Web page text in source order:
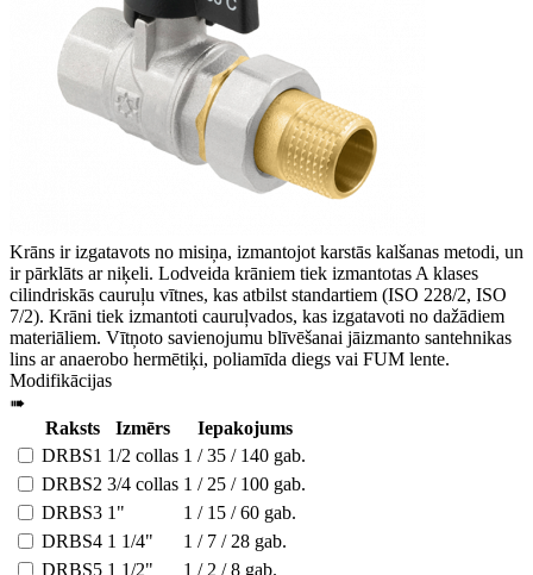
Krāns ir izgatavots no misiņa, izmantojot karstās kalšanas metodi, un
ir pārklāts ar niķeli. Lodveida krāniem tiek izmantotas A klases
cilindriskās cauruļu vītnes, kas atbilst standartiem (ISO 228/2, ISO
7/2). Krāni tiek izmantoti cauruļvados, kas izgatavoti no dažādiem
materiāliem. Vītņoto savienojumu blīvēšanai jāizmanto santehnikas
lins ar anaerobo hermētiķi, poliamīda diegs vai FUM lente.
Modifikācijas
➠
Raksts
Izmērs
Iepakojums
DRBS1 1/2 collas 1 / 35 / 140 gab.
DRBS2 3/4 collas 1 / 25 / 100 gab.
DRBS3 1"
1 / 15 / 60 gab.
DRBS4 1 1/4"
1 / 7 / 28 gab.
DRBS5 1 1/2" 1 / 2 / 8 gab.